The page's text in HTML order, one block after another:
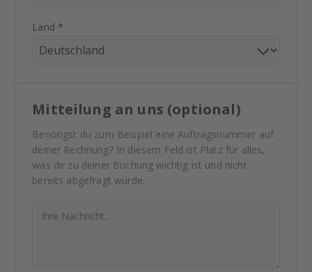
Land *
Mitteilung an uns (optional)
Benötigst du zum Beispiel eine Auftragsnummer auf
deiner Rechnung? In diesem Feld ist Platz für alles,
was dir zu deiner Buchung wichtig ist und nicht
bereits abgefragt wurde.